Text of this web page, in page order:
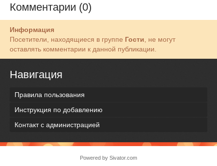
Комментарии (0)
Информация
Посетители, находящиеся в группе Гости , не могут
оставлять комментарии к данной публикации.
Навигация
Правила пользования
Инструкция по добавлению
Контакт с администрацией
Powered by Sivator.com